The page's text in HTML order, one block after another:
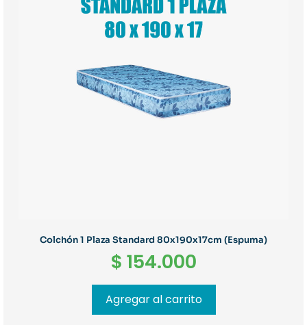
Colchón 1 Plaza Standard 80x190x17cm (Espuma)
$ 154.000
Agregar al carrito